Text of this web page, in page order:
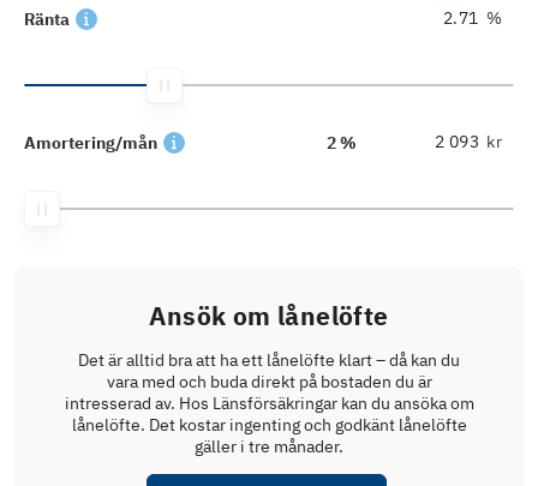
Ränta %
Amortering/mån 2 % kr
Ansök om lånelöfte
Det är alltid bra att ha ett lånelöfte klart – då kan du
vara med och buda direkt på bostaden du är
intresserad av. Hos Länsförsäkringar kan du ansöka om
lånelöfte. Det kostar ingenting och godkänt lånelöfte
gäller i tre månader.